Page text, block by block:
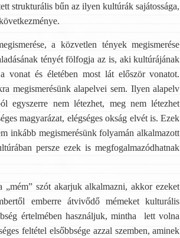
strukturális bűn az ilyen kultúrák sajátossága,
a közvetlen tények megismerése
tényét fölfogja az is, aki kultúrájának
és életében most lát először vonatot.
megismerésünk alapelvei sem. Ilyen alapelv
egyszerre nem létezhet, meg nem létezhet
magyarázat, elégséges okság elvét is. Ezek
inkább megismerésünk folyamán alkalmazott
persze ezek is megfogalmazódhatnak
szót akarjuk alkalmazni, akkor ezeket
emberre átvivődő mémeket kulturális
értelmében használjuk, mintha lett volna
feltétel elsőbbsége azzal szemben, aminek